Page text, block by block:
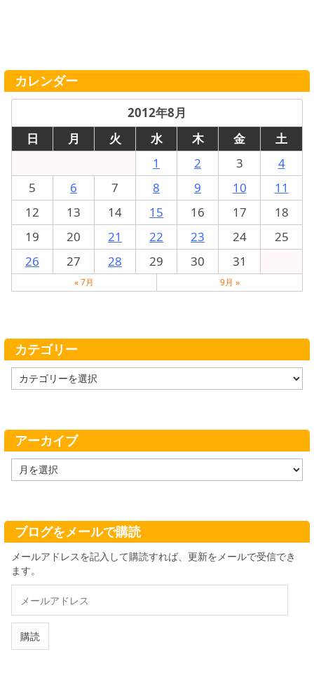
カレンダー
2012年8月
日
月 火 水 木 金
土
1
2 3
4
5
6 7 8 9 10
11
12
13 14 15 16 17
18
19
20 21 22 23 24
25
26
27 28 29 30 31
« 7月 9月 »
カテゴリー
テ
ー
アーカイブ
ー
ブ
ブログをメールで購読
メールアドレスを記入して購読すれば、更新をメールで受信でき
ます。
ル
ド
購読